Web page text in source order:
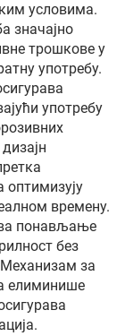
условима.
значајно
трошкове у
употребу.
употребу
времену.
понављање
без
за
елиминише